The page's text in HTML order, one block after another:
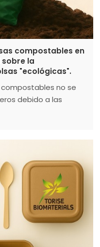
compostables en
sobre la
"ecológicas".
no se
debido a las
emisiones de
garantiza
Torise Biomaterials
sostenibles
correctamente,